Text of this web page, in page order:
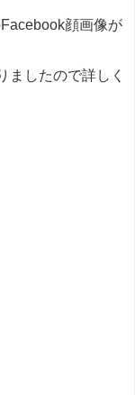
顔画像が
ましたので詳しく